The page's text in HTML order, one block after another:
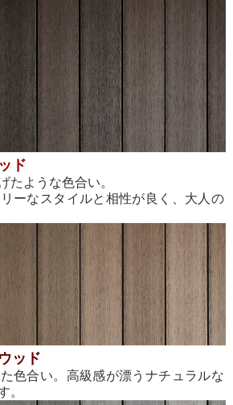
ド
たような色合い。
ーなスタイルと相性が良く、大人の
ッド
色合い。高級感が漂うナチュラルな
。